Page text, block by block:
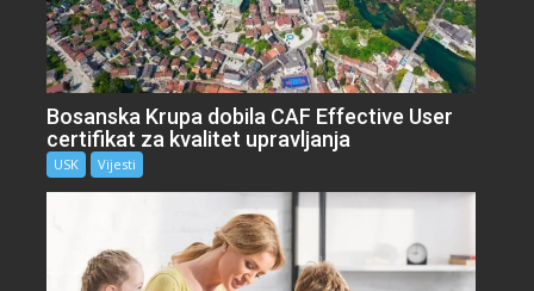
Bosanska Krupa dobila CAF Effective User
certifikat za kvalitet upravljanja
USK Vijesti